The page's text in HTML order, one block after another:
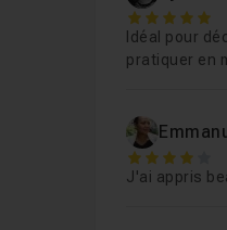
5
Idéal pour
pratiquer en
4
J'ai appris